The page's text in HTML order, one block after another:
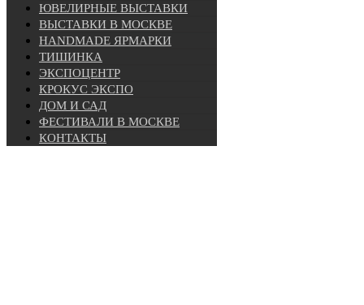
ЮВЕЛИРНЫЕ ВЫСТАВКИ
ВЫСТАВКИ В МОСКВЕ
HANDMADE ЯРМАРКИ
ТИШИНКА
ЭКСПОЦЕНТР
КРОКУС ЭКСПО
ДОМ И САД
ФЕСТИВАЛИ В МОСКВЕ
КОНТАКТЫ